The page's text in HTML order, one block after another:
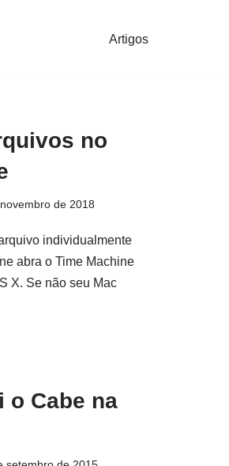
Artigos
no
de 2018
individualmente
abra o Time Machine
X. Se não seu Mac
o Cabe na